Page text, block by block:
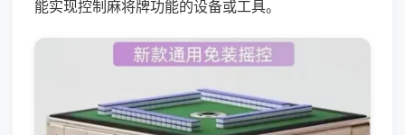
能实现控制麻将牌功能的设备或工具。